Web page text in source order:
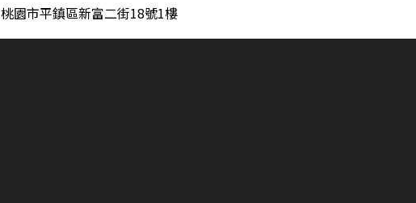
桃園市平鎮區新富二街18號1樓